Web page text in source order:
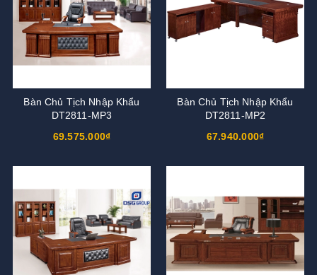
Bàn Chủ Tịch Nhập Khẩu
DT2811-MP3
69.575.000₫
Bàn Chủ Tịch Nhập Khẩu
DT2811-MP2
67.940.000₫